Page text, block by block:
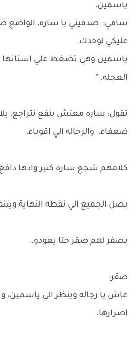
ياسمين،
سامي: صدقيني يا ساره،
عليكي لوحدك.
ياسمين وهي تضغط علي
العجله. "
تقول: ساره معتش ينفع نتراجع،
ضعفاء، والرجاله الي اقوياء،
كلامهم شجع ساره كتير وادها
يصل الجميع الي نقطه النهاية
يصفر لهم صقر حتا يعودو..
صقر:
عاش يا رجاله وينظر الي
اصرارها.